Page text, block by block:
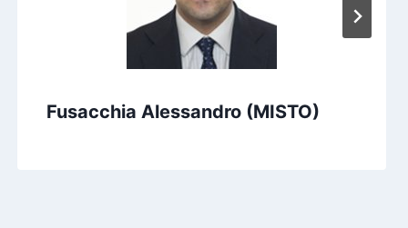
Fusacchia Alessandro (MISTO)